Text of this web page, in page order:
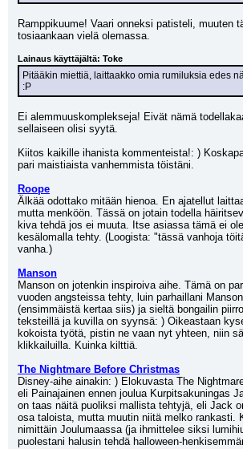
Ramppikuume! Vaari onneksi patisteli, muuten
tosiaankaan vielä olemassa.
Lainaus käyttäjältä: Toke
Pitääkin miettiä, laittaakko omia rumiluksia edes
:P
Ei alemmuuskomplekseja! Eivät nämä
sellaiseen olisi syytä.
Kiitos kaikille ihanista kommenteista!: )
pari maistiaista vanhemmista töistäni.
Roope
Älkää odottako mitään hienoa. En ajatellut
mutta menköön. Tässä on jotain todella
kiva tehdä jos ei muuta. Itse asiassa tämä ei
kesälomalla tehty. (Loogista: "tässä vanhoja
vanha.)
Manson
Manson on jotenkin inspiroiva aihe. Tämä on
vuoden angsteissa tehty, luin parhaillani
(ensimmäistä kertaa siis) ja sieltä bongailin
teksteillä ja kuvilla on syynsä: ) Oikeastaan
kokoista työtä, pistin ne vaan nyt yhteen, niin
klikkailuilla. Kuinka kilttiä.
The Nightmare Before Christmas
Disney-aihe ainakin: ) Elokuvasta The
eli Painajainen ennen joulua Kurpitsakuningas
on taas näitä puoliksi mallista tehtyjä, eli Jack
osa taloista, mutta muutin niitä melko rankasti.
nimittäin Joulumaassa (ja ihmittelee siksi
puolestani halusin tehdä halloween-